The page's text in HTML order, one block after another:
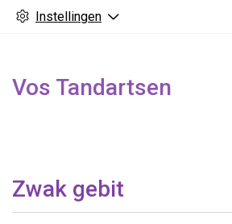
Instellingen
Vos Tandartsen
Zwak gebit